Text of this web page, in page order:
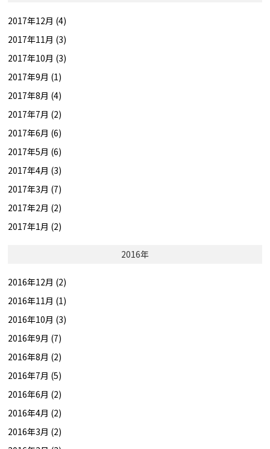
2017年12月 (4)
2017年11月 (3)
2017年10月 (3)
2017年9月 (1)
2017年8月 (4)
2017年7月 (2)
2017年6月 (6)
2017年5月 (6)
2017年4月 (3)
2017年3月 (7)
2017年2月 (2)
2017年1月 (2)
2016年
2016年12月 (2)
2016年11月 (1)
2016年10月 (3)
2016年9月 (7)
2016年8月 (2)
2016年7月 (5)
2016年6月 (2)
2016年4月 (2)
2016年3月 (2)